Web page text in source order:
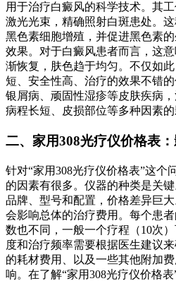
用于治疗白癜风的科学技术。其
激光光束，精确照射白斑患处。
黑色素细胞增殖，并促进黑色素
效果。对于白癜风患者而言，这
渐恢复，肤色趋于均匀。不仅如
短、安全性高、治疗的效果不错
银屑病、顽固性湿疹等皮肤疾病
病程长短、皮损部位等多种因素的
二、家用308光疗仪价格表
针对“家用308光疗仪价格表”这个
的因素有很多。仪器的种类是关
品牌、型号和配置，价格差异巨
会影响总体的治疗费用。每个患
数也不同，一般一个疗程（10次
度和治疗频率需要根据医生建议
的耗材费用、以及一些其他附加
响。在了解“家用308光疗仪价格